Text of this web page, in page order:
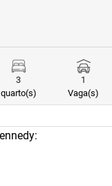
3
quarto(s)
1
Vaga(s)